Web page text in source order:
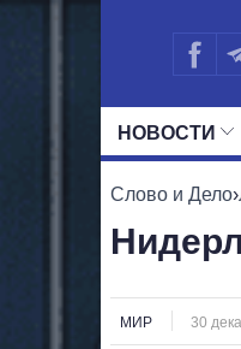
НОВОСТИ
Слово и Дело›
МИР 30